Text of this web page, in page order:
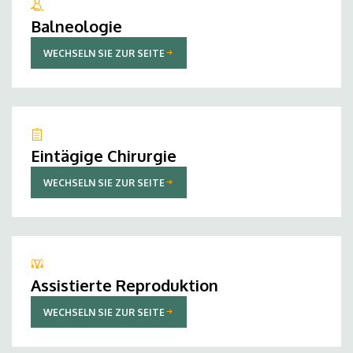
Balneologie
WECHSELN SIE ZUR SEITE
Eintägige Chirurgie
WECHSELN SIE ZUR SEITE
Assistierte Reproduktion
WECHSELN SIE ZUR SEITE